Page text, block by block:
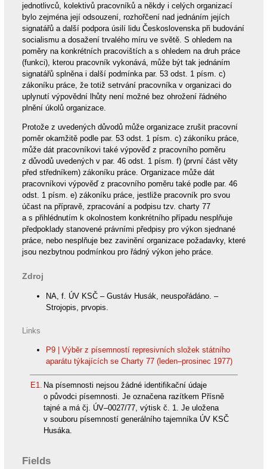
jednotlivců, kolektivů pracovníků a někdy i celých organizací
bylo zejména její odsouzení, rozhořčení nad jednáním jejích
signatářů a další podpora úsilí lidu Československa při budování
socialismu a dosažení trvalého míru ve světě. S ohledem na
poměry na konkrétních pracovištích a s ohledem na druh práce
(funkci), kterou pracovník vykonává, může být tak jednáním
signatářů splněna i další podmínka par. 53 odst. 1 písm. c)
zákoníku práce, že totiž setrvání pracovníka v organizaci do
uplynutí výpovědní lhůty není možné bez ohrožení řádného
plnění úkolů organizace.
Protože z uvedených důvodů může organizace zrušit pracovní
poměr okamžitě podle par. 53 odst. 1 písm. c) zákoníku práce,
může dát pracovníkovi také výpověď z pracovního poměru
z důvodů uvedených v par. 46 odst. 1 písm. f) (první část věty
před středníkem) zákoníku práce. Organizace může dát
pracovníkovi výpověď z pracovního poměru také podle par. 46
odst. 1 písm. e) zákoníku práce, jestliže pracovník pro svou
účast na přípravě, zpracování a podpisu tzv. charty 77
a s přihlédnutím k okolnostem konkrétního případu nesplňuje
předpoklady stanovené právními předpisy pro výkon sjednané
práce, nebo nesplňuje bez zavinění organizace požadavky, které
jsou nezbytnou podmínkou pro řádný výkon jeho práce.
Zdroj
NA, f. ÚV KSČ – Gustáv Husák, neuspořádáno. –
Strojopis, prvopis.
Links
P9 | Výběr z písemností represivních složek státního
aparátu týkajících se Charty 77 (leden–prosinec 1977)
E1. Na písemnosti nejsou žádné identifikační údaje
o původci písemnosti. Je označena razítkem Přísně
tajné a má čj. ÚV–0027/77, výtisk č. 1. Je uložena
v souboru písemností generálního tajemníka ÚV KSČ
Husáka.
Fields